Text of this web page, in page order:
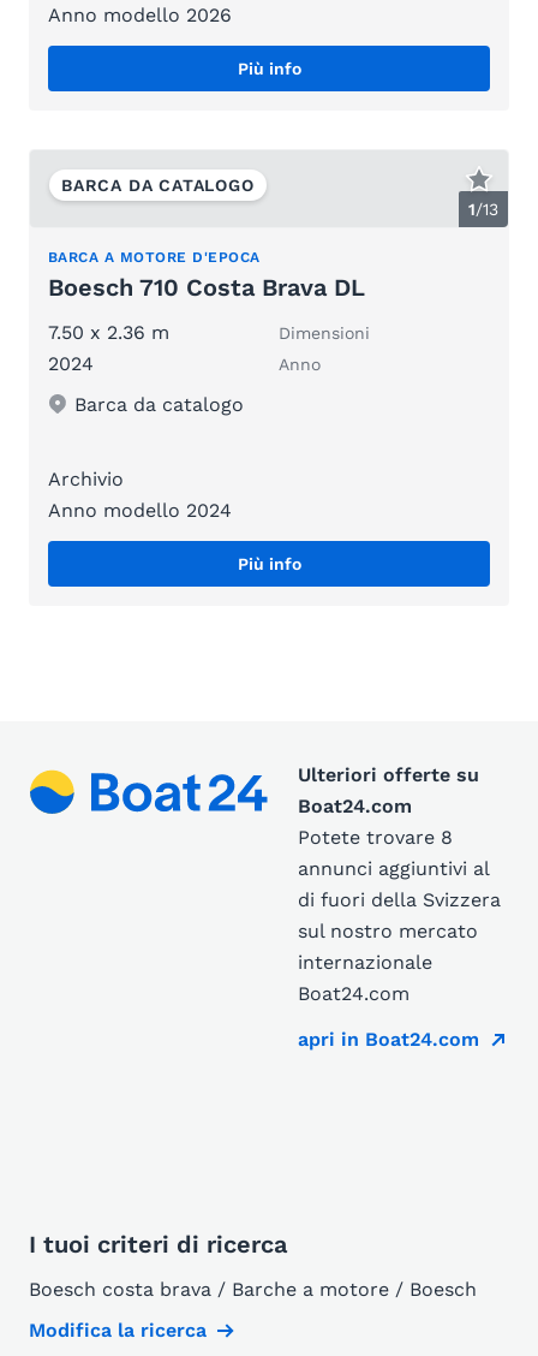
Anno modello 2026
Più info
1/13
BARCA DA CATALOGO
BARCA A MOTORE D'EPOCA
Boesch 710 Costa Brava DL
7.50 x 2.36 m Dimensioni
2024 Anno
Barca da catalogo
Archivio
Anno modello 2024
Più info
Ulteriori offerte su
Boat24.com
Potete trovare 8
annunci aggiuntivi al
di fuori della Svizzera
sul nostro mercato
internazionale
Boat24.com
apri in Boat24.com
I tuoi criteri di ricerca
Boesch costa brava / Barche a motore / Boesch
Modifica la ricerca